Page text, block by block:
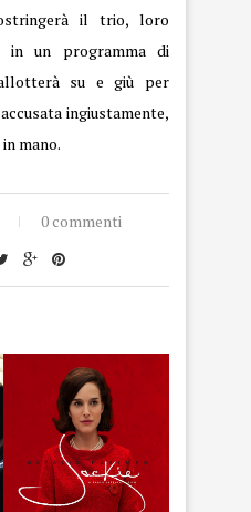
il trio, loro
in un programma di
su e giù per
ingiustamente,
mano.
0 commenti